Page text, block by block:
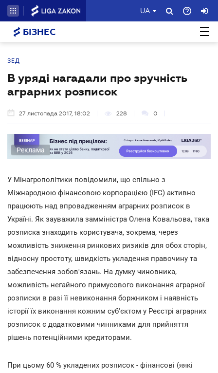
UA
БІЗНЕС
ЗЕД
В уряді нагадали про зручність
аграрних розписок
27 листопада 2017, 18:02 228 0
Реклама
У Мінагрополітики повідомили, що спільно з
Міжнародною фінансовою корпорацією (IFC) активно
працюють над впровадженням аграрних розписок в
Україні. Як зауважила замміністра Олена Ковальова, така
розписка знаходить користувача, зокрема, через
можливість зниження ринкових ризиків для обох сторін,
відносну простоту, швидкість укладення правочину та
забезпечення зобов'язань. На думку чиновника,
можливість негайного примусового виконання аграрної
розписки в разі її невиконання боржником і наявність
історії їх виконання кожним суб'єктом у Реєстрі аграрних
розписок є додатковими чинниками для прийняття
рішень потенційними кредиторами.
При цьому 60 % укладених розписок - фінансові (яякі